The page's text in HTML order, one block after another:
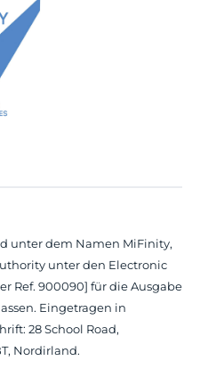
unter dem Namen MiFinity,
unter den Electronic
Ref. 900090] für die Ausgabe
Eingetragen in
28 School Road,
Nordirland.